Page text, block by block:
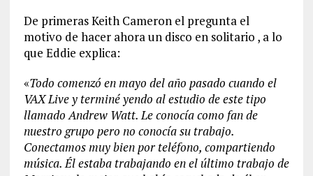
De primeras Keith Cameron el pregunta el
motivo de hacer ahora un disco en solitario , a lo
que Eddie explica:
«Todo comenzó en mayo del año pasado cuando el
VAX Live y terminé yendo al estudio de este tipo
llamado Andrew Watt. Le conocía como fan de
nuestro grupo pero no conocía su trabajo.
Conectamos muy bien por teléfono, compartiendo
música. Él estaba trabajando en el último trabajo de